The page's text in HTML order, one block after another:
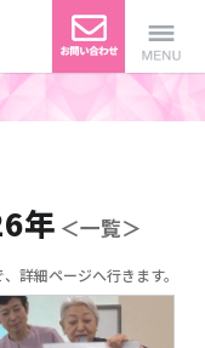
Menu
年 ＜一覧＞
詳細ページへ行きます。